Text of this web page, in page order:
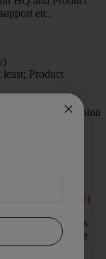
etc.
least; Product
or working in China
Water Heater)
various sales
and Modern Trade